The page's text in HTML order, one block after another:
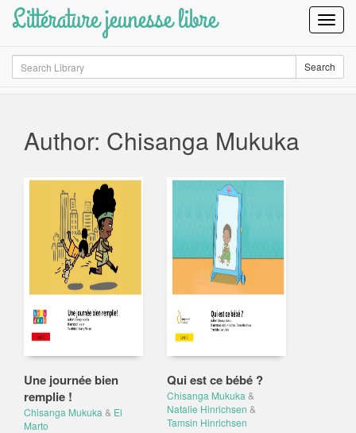
Littérature jeunesse libre
Search Search
Author: Chisanga Mukuka
Une journée bien
remplie !
Chisanga Mukuka & El
Marto
Qui est ce bébé ?
Chisanga Mukuka &
Natalie Hinrichsen &
Tamsin Hinrichsen